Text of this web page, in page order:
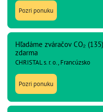
Pozri ponuku
Hľadáme zváračov CO₂
zdarma
CHRISTAL s. r. o., Francúzsko
Pozri ponuku